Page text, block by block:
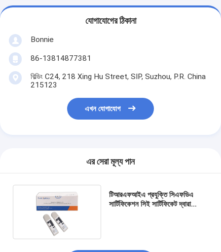
যোগাযোগের ঠিকানা
Bonnie
86-13814877381
বিল্ডিং C24, 218 Xing Hu Street, SIP, Suzhou, P.R. China
215123
এখন যোগাযোগ
এর সেরা মূল্য পান
টিআরএফআইএ প্রযুক্তি সিএফডিএ
সার্টিফিকেশন সিই সার্টিফিকেট দ্বারা